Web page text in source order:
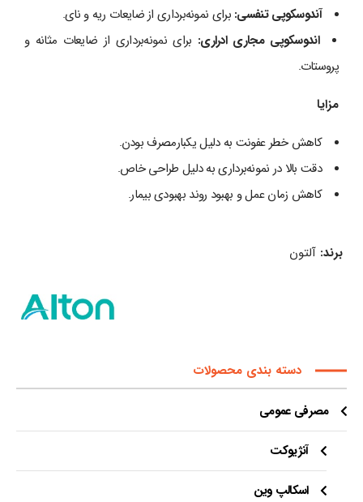
آندوسکوپی تنفسی: برای نمونه‌برداری از ضایعات ریه و نای.
اندوسکوپی مجاری ادراری: برای نمونه‌برداری از ضایعات مثانه و
پروستات.
مزایا
کاهش خطر عفونت به دلیل یکبارمصرف بودن.
دقت بالا در نمونه‌برداری به دلیل طراحی خاص.
کاهش زمان عمل و بهبود روند بهبودی بیمار.
برند: آلتون
دسته بندی محصولات
مصرفی عمومی
آنژیوکت
اسکالپ وین